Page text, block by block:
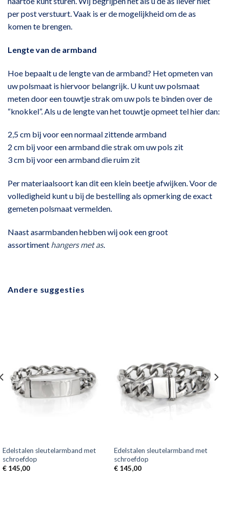
per post verstuurt. Vaak is er de mogelijkheid om de as
komen te brengen.
Lengte van de armband
Hoe bepaalt u de lengte van de armband? Het opmeten van
uw polsmaat is hiervoor belangrijk. U kunt uw polsmaat
meten door een touwtje strak om uw pols te binden over de
“knokkel”. Als u de lengte van het touwtje opmeet tel hier dan:
2,5 cm bij voor een normaal zittende armband
2 cm bij voor een armband die strak om uw pols zit
3 cm bij voor een armband die ruim zit
Per materiaalsoort kan dit een klein beetje afwijken. Voor de
volledigheid kunt u bij de bestelling als opmerking de exact
gemeten polsmaat vermelden.
Naast asarmbanden hebben wij ook een groot
assortiment hangers met as.
Andere suggesties
Edelstalen sleutelarmband met
schroefdop
€145,00
Edelstalen sleutelarmband met
schroefdop
€145,00